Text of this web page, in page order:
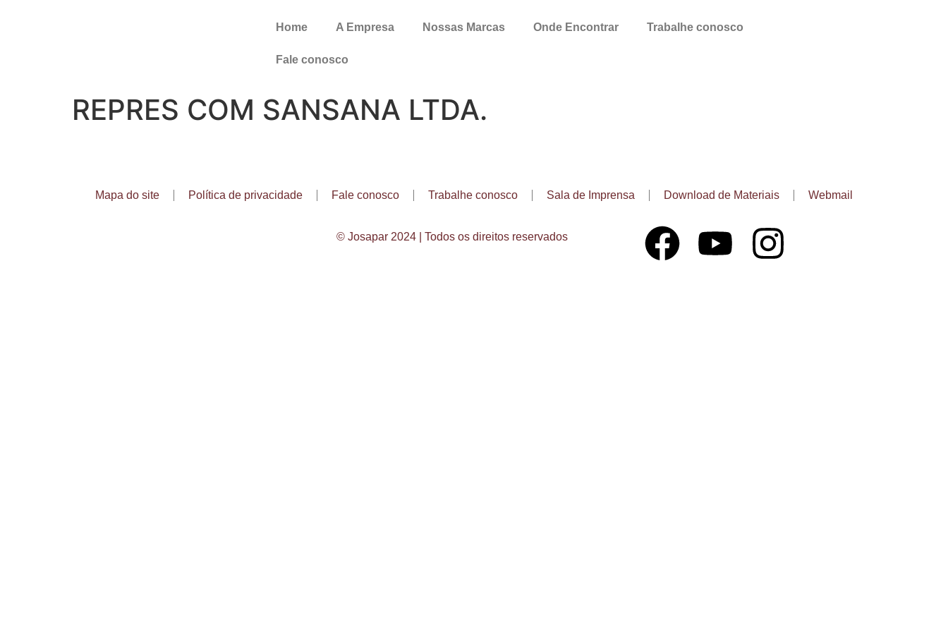
Home A Empresa Nossas Marcas Onde Encontrar Trabalhe conosco
Fale conosco
REPRES COM SANSANA LTDA.
Mapa do site Política de privacidade Fale conosco Trabalhe conosco Sala de Imprensa Download de Materiais Webmail
© Josapar 2024 | Todos os direitos reservados